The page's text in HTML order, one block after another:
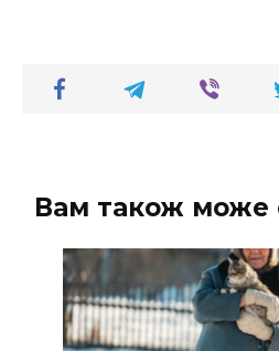
Вам також може